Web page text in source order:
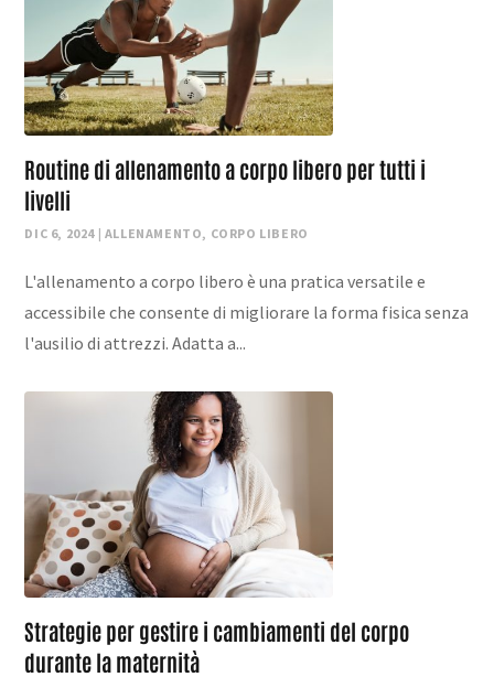
Routine di allenamento a corpo libero per tutti i
livelli
DIC 6, 2024 | ALLENAMENTO, CORPO LIBERO
L'allenamento a corpo libero è una pratica versatile e
accessibile che consente di migliorare la forma fisica senza
l'ausilio di attrezzi. Adatta a...
Strategie per gestire i cambiamenti del corpo
durante la maternità